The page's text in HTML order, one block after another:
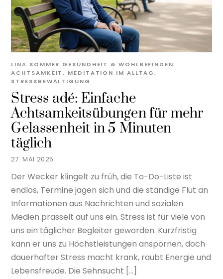
27. MAI 2025
Stress adé: Einfache
Achtsamkeitsübungen für mehr
Gelassenheit in 5 Minuten
täglich
LINA SOMMER GESUNDHEIT & WOHLBEFINDEN
ACHTSAMKEIT, MEDITATION IM ALLTAG,
STRESSBEWÄLTIGUNG
Der Wecker klingelt zu früh, die To-Do-Liste ist
endlos, Termine jagen sich und die ständige Flut an
Informationen aus Nachrichten und sozialen
Medien prasselt auf uns ein. Stress ist für viele von
uns ein täglicher Begleiter geworden. Kurzfristig
kann er uns zu Höchstleistungen anspornen, doch
dauerhafter Stress macht krank, raubt Energie und
Lebensfreude. Die Sehnsucht […]